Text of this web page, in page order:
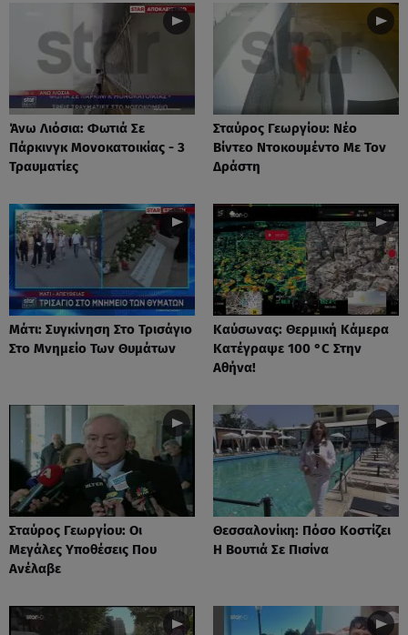
Άνω Λιόσια: Φωτιά Σε
Πάρκινγκ Μονοκατοικίας - 3
Τραυματίες
Σταύρος Γεωργίου: Νέο
Βίντεο Ντοκουμέντο Με Τον
Δράστη
Μάτι: Συγκίνηση Στο Τρισάγιο
Στο Μνημείο Των Θυμάτων
Καύσωνας: Θερμική Κάμερα
Κατέγραψε 100 °C Στην
Αθήνα!
Σταύρος Γεωργίου: Οι
Μεγάλες Υποθέσεις Που
Ανέλαβε
Θεσσαλονίκη: Πόσο Κοστίζει
Η Βουτιά Σε Πισίνα